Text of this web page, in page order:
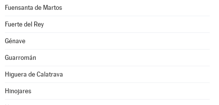
Fuensanta de Martos
Fuerte del Rey
Génave
Guarromán
Higuera de Calatrava
Hinojares